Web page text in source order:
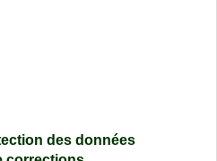
des données